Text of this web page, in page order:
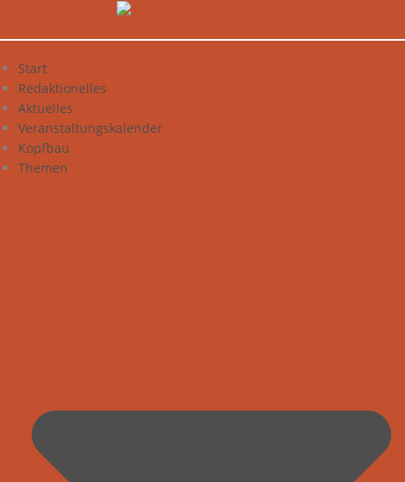
Start
Redaktionelles
Aktuelles
Veranstaltungskalender
Kopfbau
Themen